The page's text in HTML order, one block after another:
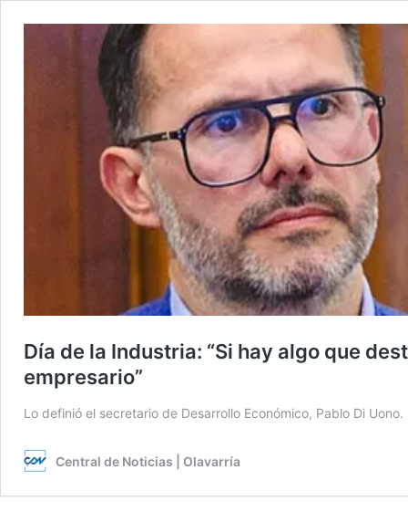
Día de la Industria: “Si hay algo que
empresario”
Lo definió el secretario de Desarrollo Económico, Pablo Di
Central de Noticias | Olavarría